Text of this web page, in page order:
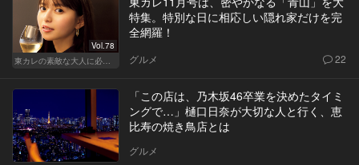
Vol.78
東カレの素敵な大人に必要なこと
特集。特別な日に相応しい隠れ家だけを完
全網羅！
グルメ 22
「この店は、乃木坂46卒業を決めたタイミ
ングで…」樋口日奈が大切な人と行く、恵
比寿の焼き鳥店とは
グルメ